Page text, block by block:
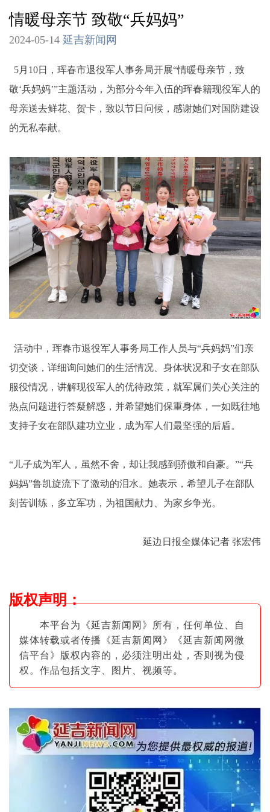
情暖母亲节 致敬“兵妈妈”
2024-05-14 延吉新闻网
5月10日，珲春市退役军人事务局开展“情暖母亲节，致
敬‘兵妈妈’”主题活动，为部分今年入伍的珲春籍现役军人的
母亲送去鲜花、贺卡，致以节日问候，感谢她们对国防建设
的无私奉献。
活动中，珲春市退役军人事务局工作人员与“兵妈妈”们亲
切交谈，详细询问她们的生活情况、身体状况和子女在部队
服役情况，讲解现役军人的优待政策，就军属们关心关注的
热点问题进行答疑解惑，并希望她们保重身体，一如既往地
支持子女在部队建功立业，成为军人们最坚强的后盾。
“儿子成为军人，虽然不舍，却让我感到骄傲和自豪。”“兵
妈妈”鲁凯旋流下了激动的泪水。她表示，希望儿子在部队
刻苦训练，多立军功，为祖国献力、为家乡争光。
延边日报全媒体记者 张宏伟
版权声明：
本平台为《延吉新闻网》所有，任何单位、自
媒体转载或者传播《延吉新闻网》《延吉新闻网微
信平台》版权内容的，必须注明出处，否则视为侵
权。作品包括文字、图片 、视频等。